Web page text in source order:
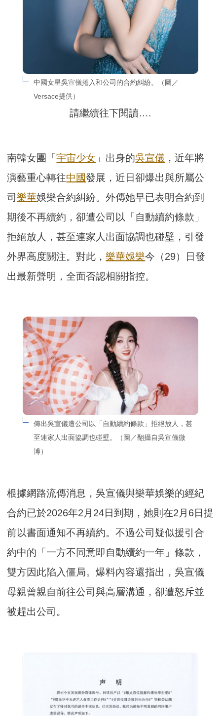
中國女星吳宣儀捲入和公司的合約糾紛。（圖／
Versace提供）
請繼續往下閱讀….
南韓女團「宇宙少女 」出身的吳宣儀 ，近年將
演藝重心轉往中國發展，近日卻爆出與所屬公
司樂華娛樂合約糾紛。外傳她早已表明合約到
期後不再續約，卻遭公司以「自動續約條款」
拒絕放人，甚至連家人出面協調也碰壁，引發
外界高度關注。對此，樂華娛樂今（29）日發
出最新聲明，全面否認相關指控。
傳出吳宣儀遭公司以「自動續約條款」拒絕放人，甚
至連家人出面協調也碰壁。（圖／翻攝自吳宣儀微
博）
根據網路流傳消息，吳宣儀與樂華娛樂的經紀
合約已於2026年2月24日到期，她則在2月6日提
前以書面通知不再續約。不過公司疑似援引合
約中的「一方不同意即自動續約一年」條款，
雙方因此陷入僵局。爆料內容還指出，吳宣儀
母親曾親自前往公司與高層溝通，卻遭怒斥並
被趕出公司。